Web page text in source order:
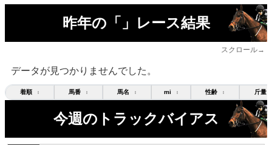
昨年の「」レース結果
スクロール→
データが見つかりませんでした。
着順 ↕ 馬番 ↕ 馬名 ↕ mi ↕ 性齢 ↕ 斤量
今週のトラックバイアス